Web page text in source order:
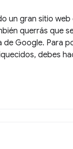
un gran sitio web
querrás que
de Google. Para
debes